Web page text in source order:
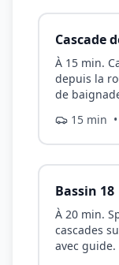
Cascade
À 15 min.
depuis la
de
15 min •
Bassin 18
À 20 min.
cascades
avec guide.